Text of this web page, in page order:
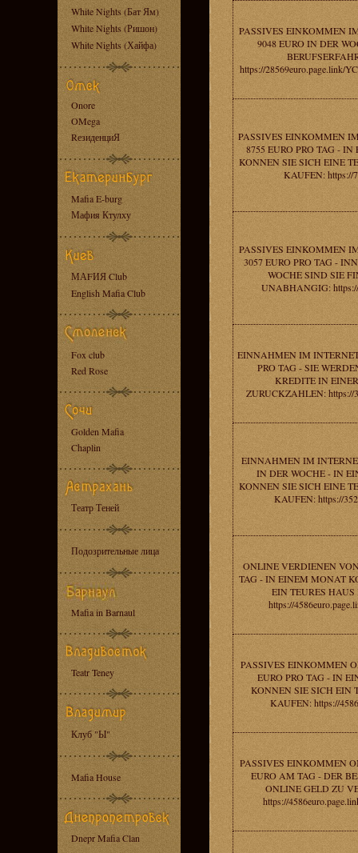
White Nights (Бат Ям)
White Nights (Ришон)
White Nights (Хайфа)
Onore
OMega
RезиденциЯ
Mafia E-burg
Мафия Ктулху
МАFИЯ Club
English Mafia Club
Fox club
Red Rose
Golden Mafia
Chaplin
Театр Теней
Подозрительные лица
Mafia in Barnaul
Teatr Teney
Клуб "Ы"
Mafia House
Dnepr Mafia Clan
PASSIVES EINKOMMEN
9048 EURO IN DER
https://28569euro.page.link/
PASSIVES EINKOMMEN
8755 EURO PRO TAG -
KONNEN SIE SICH EINE
KAUFEN: https://
PASSIVES EINKOMMEN
3057 EURO PRO TAG -
WOCHE SIND SIE
UNABHANGIG:
EINNAHMEN IM
PRO TAG - SIE
KREDITE IN
ZURUCKZAHLEN: https://
EINNAHMEN IM
IN DER WOCHE - IN
KONNEN SIE SICH EINE
KAUFEN: https://
ONLINE VERDIENEN
TAG - IN EINEM MONAT
EIN TEURES
https://
PASSIVES EINKOMMEN
EURO PRO TAG - IN
KONNEN SIE SICH EIN
KAUFEN: https://
PASSIVES EINKOMMEN
EURO AM TAG - DER
ONLINE GELD ZU
https://